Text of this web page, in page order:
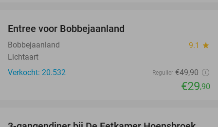
Entree voor Bobbejaanland
Bobbejaanland 9.1 star
Lichtaart
Verkocht: 20.532
Regulier €49,90
€29,90